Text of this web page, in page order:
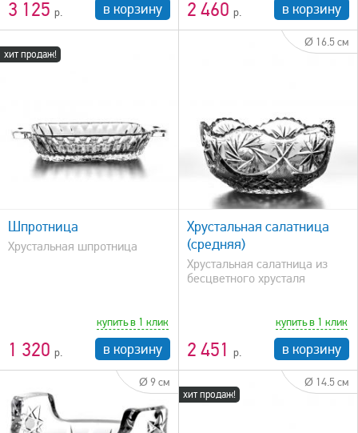
3 125 в корзину 2 460 в корзину
хит продаж!
Шпротница
Хрустальная шпротница
1 320
купить в 1 клик
в корзину
Ø 16.5 см
Хрустальная салатница
(средняя)
Хрустальная салатница из
бесцветного хрусталя
2 451
купить в 1 клик
в корзину
Ø 9 см
хит продаж!
Ø 14.5 см